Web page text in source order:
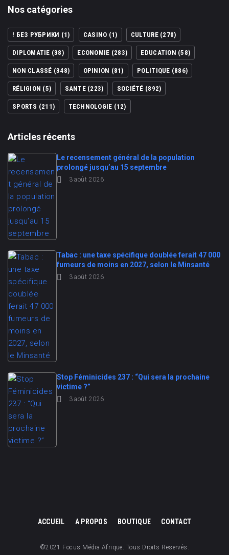
Nos catégories
! БЕЗ РУБРИКИ (1) CASINO (1) CULTURE(270)
DIPLOMATIE (38) ECONOMIE (283) EDUCATION (58)
NON CLASSÉ (348) OPINION (81) POLITIQUE (886)
RÉLIGION (5) SANTE(223) SOCIÉTÉ (892)
SPORTS (211) TECHNOLOGIE (12)
Articles récents
Le recensement général de la population
prolongé jusqu’au 15 septembre
3 août 2026
Tabac : une taxe spécifique doublée ferait 47 000
fumeurs de moins en 2027, selon le Minsanté
3 août 2026
Stop Féminicides 237 : “Qui sera la prochaine
victime ?”
3 août 2026
ACCUEIL A PROPOS BOUTIQUE CONTACT
©2021 Focus Média Afrique. Tous Droits Reservés.